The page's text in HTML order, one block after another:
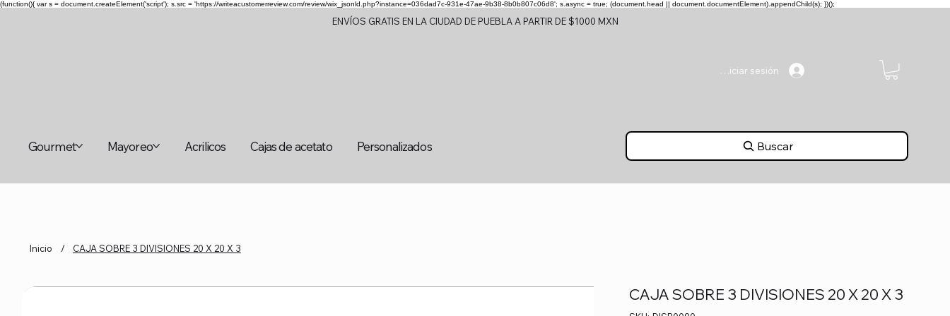
(function(){ var s = document.createElement('script'); s.src = 'https://writeacustomerreview.com/review/wix_jsonld.php?instance=036dad7c-931e-47ae-9b38-8b0b807c06d8'; s.async = true; (document.head || document.documentElement).appendChild(s); })();
ENVÍOS GRATIS EN LA CIUDAD DE PUEBLA A PARTIR DE $1000 MXN
Gourmet Mayoreo Acrilicos Cajas de acetato Personalizados Buscar
Iniciar sesión
Inicio / CAJA SOBRE 3 DIVISIONES 20 X 20 X 3
CAJA SOBRE 3 DIVISIONES 20 X 20 X 3
SKU